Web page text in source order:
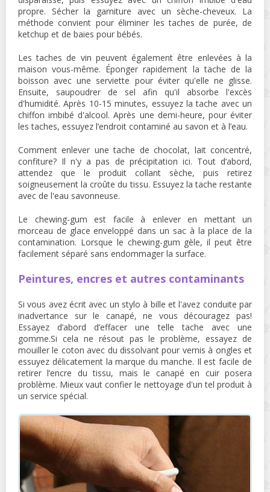
propre. Sécher la garniture avec un sèche-cheveux. La
méthode convient pour éliminer les taches de purée, de
ketchup et de baies pour bébés.
Les taches de vin peuvent également être enlevées à la
maison vous-même. Éponger rapidement la tache de la
boisson avec une serviette pour éviter qu'elle ne glisse.
Ensuite, saupoudrer de sel afin qu'il absorbe l'excès
d'humidité. Après 10-15 minutes, essuyez la tache avec un
chiffon imbibé d'alcool. Après une demi-heure, pour éviter
les taches, essuyez l’endroit contaminé au savon et à l’eau.
Comment enlever une tache de chocolat, lait concentré,
confiture? Il n'y a pas de précipitation ici. Tout d’abord,
attendez que le produit collant sèche, puis retirez
soigneusement la croûte du tissu. Essuyez la tache restante
avec de l'eau savonneuse.
Le chewing-gum est facile à enlever en mettant un
morceau de glace enveloppé dans un sac à la place de la
contamination. Lorsque le chewing-gum gèle, il peut être
facilement séparé sans endommager la surface.
Peintures, encres et autres contaminants
Si vous avez écrit avec un stylo à bille et l'avez conduite par
inadvertance sur le canapé, ne vous découragez pas!
Essayez d’abord d’effacer une telle tache avec une
gomme.Si cela ne résout pas le problème, essayez de
mouiller le coton avec du dissolvant pour vernis à ongles et
essuyez délicatement la marque du manche. Il est facile de
retirer l’encre du tissu, mais le canapé en cuir posera
problème. Mieux vaut confier le nettoyage d'un tel produit à
un service spécial.